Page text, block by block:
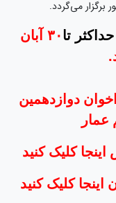
تا
۳۰ آبان
دوازدهمین
کلیک کنید
کلیک کنید